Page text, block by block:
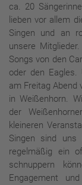
ca. 20
lieben vor allem
Singen und an
unsere
Songs von den
oder den Eagles.
am Freitag Abend
in Weißenhorn.
der
kleineren
Singen sind uns
regelmäßig ein
schnuppern
Engagement